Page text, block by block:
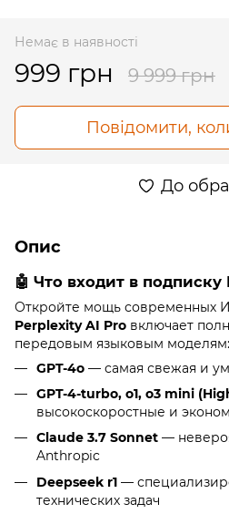
Немає в наявності
999 грн 9 999 грн
Повідомити,
До
Опис
🤖 Что входит в подписку
Откройте мощь современных
Perplexity AI Pro включает
передовым языковым моделям:
GPT-4o — самая свежая и
GPT-4-turbo, o1, o3 mini
высокоскоростные и
Claude 3.7 Sonnet —
Anthropic
Deepseek r1 —
технических задач